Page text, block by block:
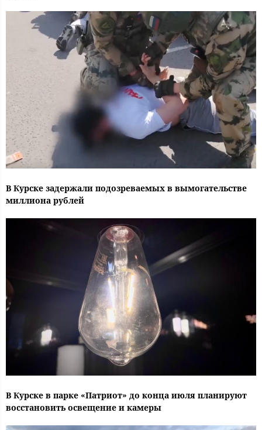
В Курске задержали подозреваемых в вымогательстве
миллиона рублей
В Курске в парке «Патриот» до конца июля планируют
восстановить освещение и камеры